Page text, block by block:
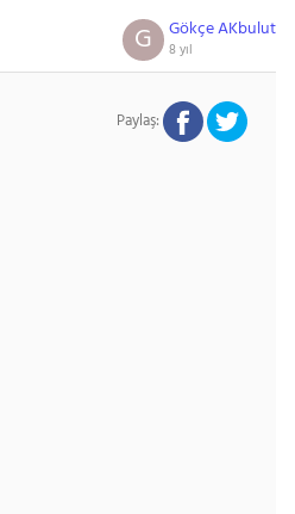
Gökçe AKbulut
8 yıl
G
Paylaş: